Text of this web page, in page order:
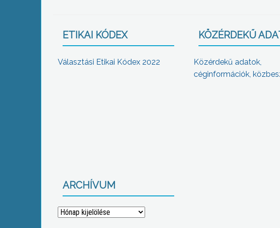
ETIKAI KÓDEX
Választási Etikai Kódex 2022
KÖZÉRDEKŰ
Közérdekű adatok,
céginformációk,
ARCHÍVUM
Archívum